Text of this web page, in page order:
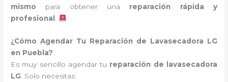
mismo para obtener una reparación rápida y
profesional
¿Cómo Agendar Tu Reparación de Lavasecadora LG
en Puebla?
Es muy sencillo agendar tu reparación de lavasecadora
LG . Solo necesitas: